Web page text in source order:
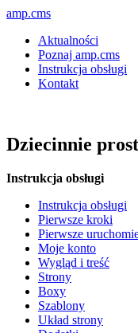
amp.cms
Aktualności
Poznaj amp.cms
Instrukcja obsługi
Kontakt
Dziecinnie
Instrukcja obsługi
Instrukcja obsługi
Pierwsze kroki
Pierwsze
Moje konto
Wygląd i treść
Strony
Boxy
Szablony
Układ strony